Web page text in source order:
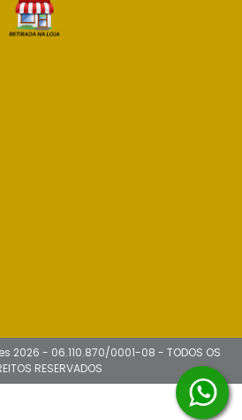
2026 - 06.110.870/0001-08 - TODOS OS
RESERVADOS